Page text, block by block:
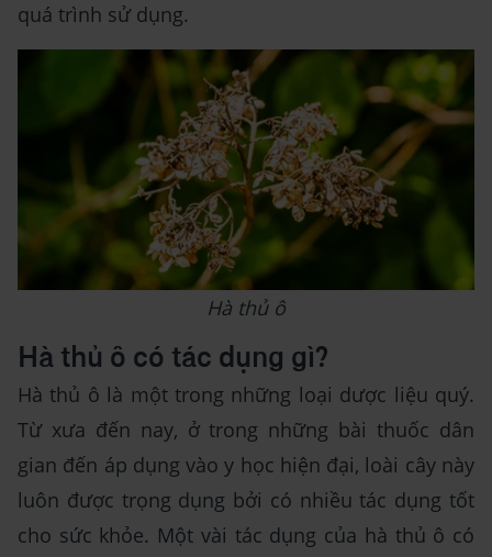
quá trình sử dụng.
Hà thủ ô
Hà thủ ô có tác dụng gì?
Hà thủ ô là một trong những loại dược liệu quý.
Từ xưa đến nay, ở trong những bài thuốc dân
gian đến áp dụng vào y học hiện đại, loài cây này
luôn được trọng dụng bởi có nhiều tác dụng tốt
cho sức khỏe. Một vài tác dụng của hà thủ ô có